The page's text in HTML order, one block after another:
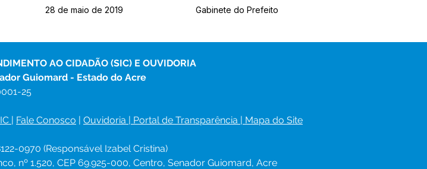
28 de maio de 2019 Gabinete do Prefeito
AO CIDADÃO (SIC) E OUVIDORIA
Guiomard - Estado do Acre
25
| Fale Conosco | Ouvidoria | Portal de Transparência | Mapa do Site
0970 (Responsável Izabel Cristina)
nº 1.520, CEP 69.925-000, Centro, Senador Guiomard, Acre